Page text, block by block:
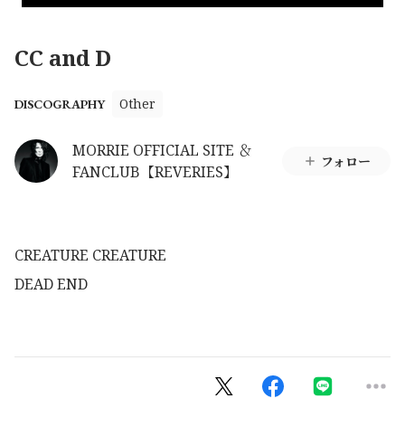
CC and D
DISCOGRAPHY Other
MORRIE OFFICIAL SITE ＆
FANCLUB【REVERIES】
フォロー
CREATURE CREATURE
DEAD END